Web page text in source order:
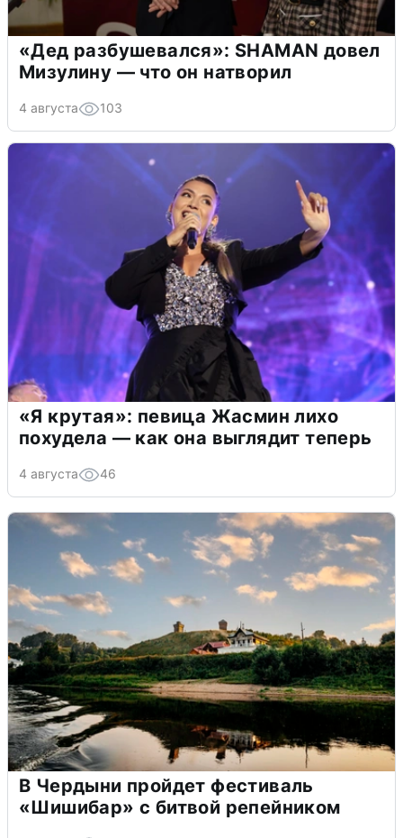
«Дед разбушевался»: SHAMAN довел
Мизулину — что он натворил
4 августа 103
«Я крутая»: певица Жасмин лихо
похудела — как она выглядит теперь
4 августа 46
В Чердыни пройдет фестиваль
«Шишибар» с битвой репейником